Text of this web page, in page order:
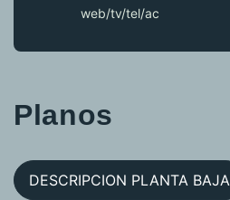
web/tv/tel/ac
Planos
DESCRIPCION PLANTA BAJA